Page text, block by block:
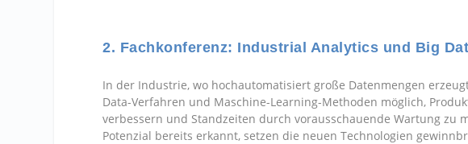
2. Fachkonferenz: Industrial Analytics und Big
In der Industrie, wo hochautomatisiert große Datenmengen
Data-Verfahren und Maschine-Learning-Methoden möglich,
verbessern und Standzeiten durch vorausschauende Wartung zu
Potenzial bereits erkannt, setzen die neuen Technologien